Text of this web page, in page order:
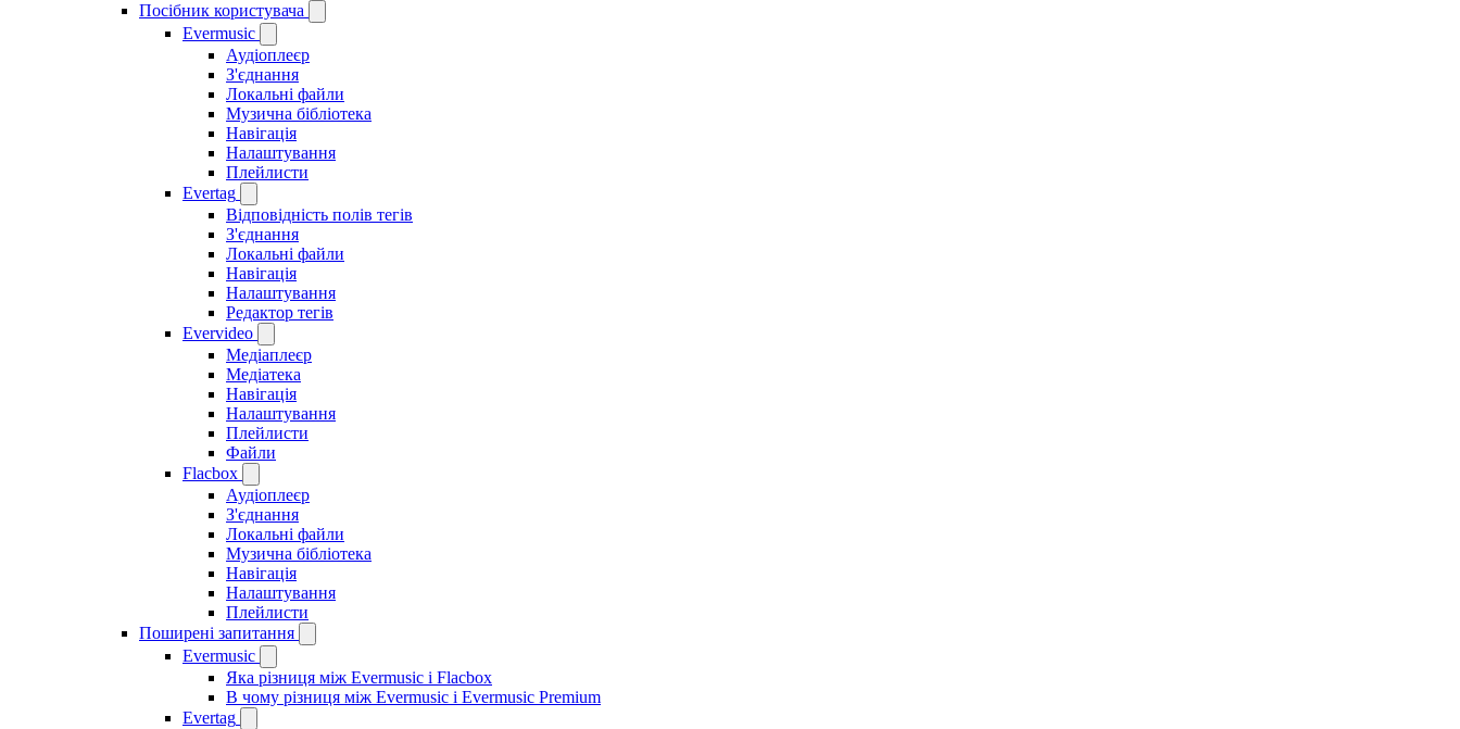
Посібник користувача
Evermusic
Аудіоплеєр
З'єднання
Локальні файли
Музична бібліотека
Навігація
Налаштування
Плейлисти
Evertag
Відповідність полів тегів
З'єднання
Локальні файли
Навігація
Налаштування
Редактор тегів
Evervideo
Медіаплеєр
Медіатека
Навігація
Налаштування
Плейлисти
Файли
Flacbox
Аудіоплеєр
З'єднання
Локальні файли
Музична бібліотека
Навігація
Налаштування
Плейлисти
Поширені запитання
Evermusic
Яка різниця між Evermusic і Flacbox
В чому різниця між Evermusic і Evermusic Premium
Evertag